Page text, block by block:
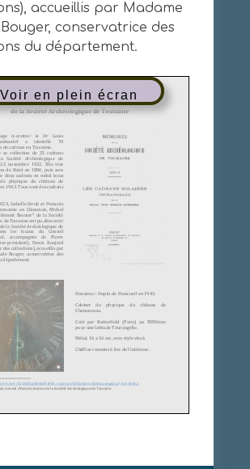
accueillis par Madame
conservatrice des
du département.
Voir en plein écran